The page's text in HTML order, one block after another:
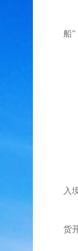
“
船”
“
5
5
入
离
货